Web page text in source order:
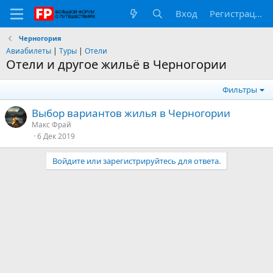
Вход Регистрация
Черногория
Авиабилеты | Туры | Отели
Отели и другое жильё в Черногории
Фильтры
Выбор вариантов жилья в Черногории
Макс Фрай
6 Дек 2019
Войдите или зарегистрируйтесь для ответа.